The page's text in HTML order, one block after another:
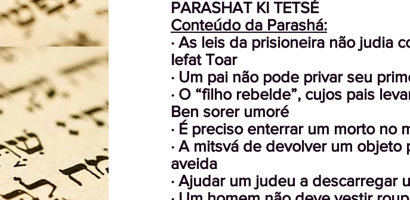
PARASHAT KI TETSÉ
Conteúdo da Parashá:
· As leis da prisioneira não judia
Iefat Toar
· Um pai não pode privar seu
· O “filho rebelde”, cujos pais
Ben sorer umoré
· É preciso enterrar um morto no
· A mitsvá de devolver um
aveida
· Ajudar um judeu a descarregar